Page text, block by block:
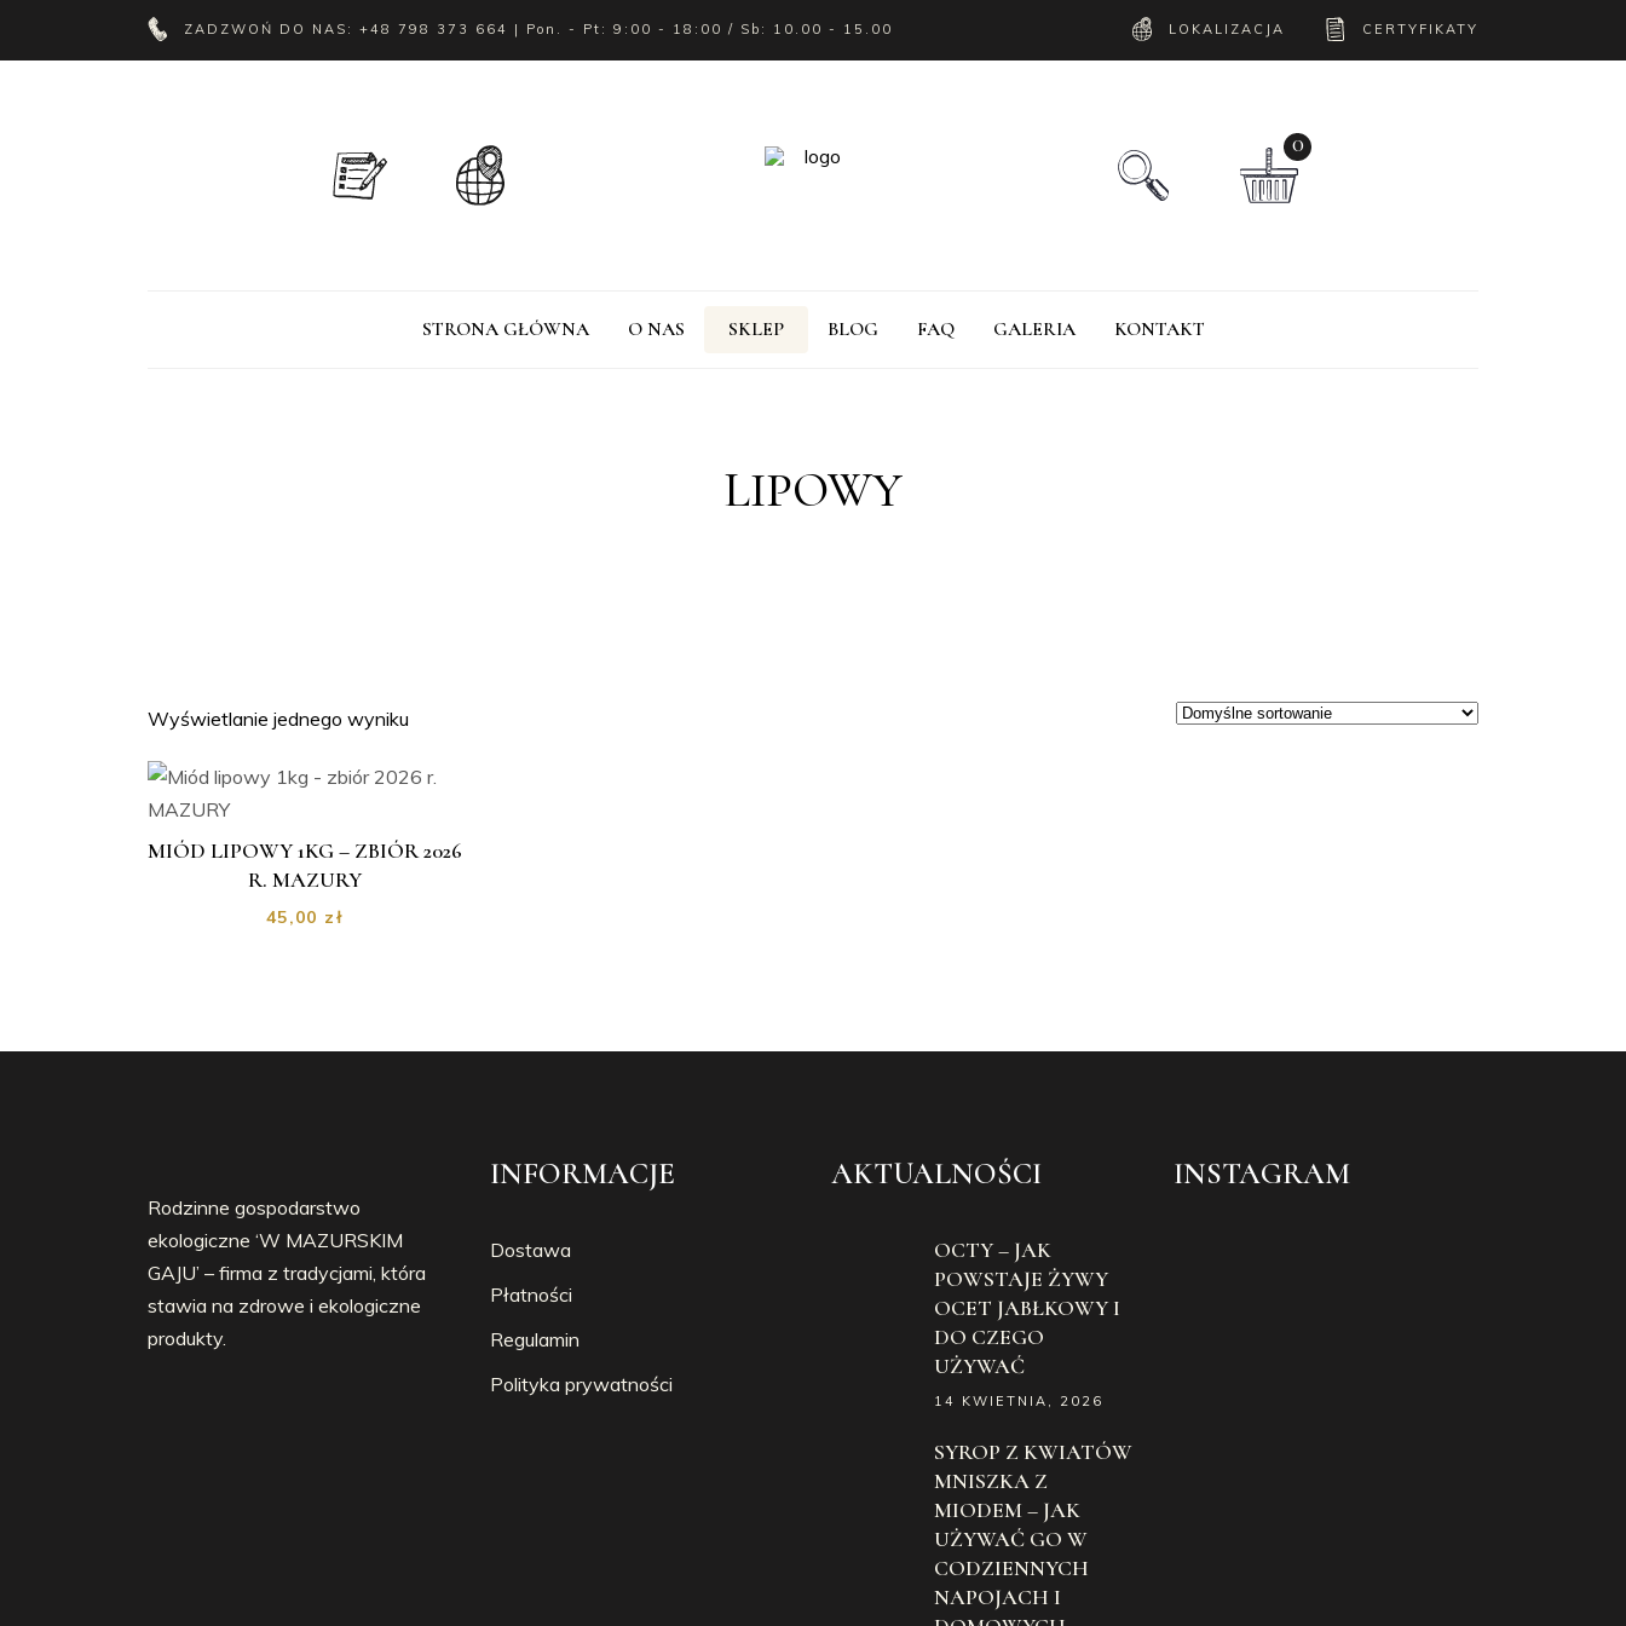
ZADZWOŃ DO NAS: +48 798 373 664 | Pon. - Pt: 9:00 - 18:00 / Sb: 10.00 - 15.00 LOKALIZACJA CERTYFIKATY
0
STRONA GŁÓWNA O NAS SKLEP BLOG FAQ GALERIA KONTAKT
LIPOWY
Wyświetlanie jednego wyniku
MIÓD LIPOWY 1KG – ZBIÓR 2026
R. MAZURY
45,00 zł
Rodzinne gospodarstwo
ekologiczne ‘W MAZURSKIM
GAJU’ – firma z tradycjami, która
stawia na zdrowe i ekologiczne
produkty.
INFORMACJE
Dostawa
Płatności
Regulamin
Polityka prywatności
AKTUALNOŚCI
OCTY – JAK
POWSTAJE ŻYWY
OCET JABŁKOWY I
DO CZEGO
UŻYWAĆ
14 KWIETNIA, 2026
SYROP Z KWIATÓW
MNISZKA Z
MIODEM – JAK
UŻYWAĆ GO W
CODZIENNYCH
NAPOJACH I
INSTAGRAM